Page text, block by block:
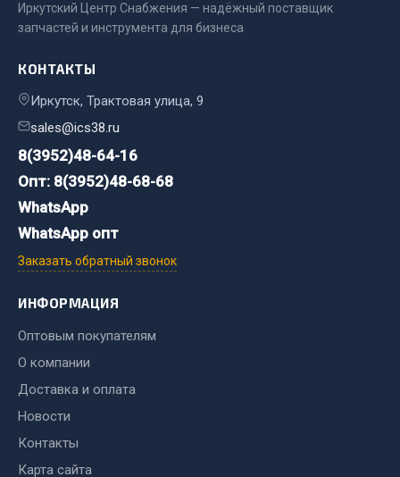
Весь раздел
Запчасти Урал
Двигатель
Мост задний
Система питания
Система выпуска газа
Система охлаждения
Сцепление
Тормозная система
Весь раздел
Запчасти ЯМЗ
Иркутский Центр Снабжения — надёжный поставщик
запчастей и инструмента для бизнеса
КОНТАКТЫ
Иркутск, Трактовая улица, 9
sales@ics38.ru
8(3952)48-64-16
Опт: 8(3952)48-68-68
WhatsApp
WhatsApp опт
Заказать обратный звонок
ИНФОРМАЦИЯ
Оптовым покупателям
О компании
Доставка и оплата
Новости
Контакты
Карта сайта